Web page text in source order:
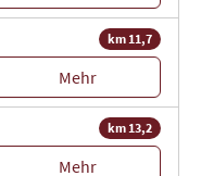
km 11,7
Mehr
km 13,2
Mehr